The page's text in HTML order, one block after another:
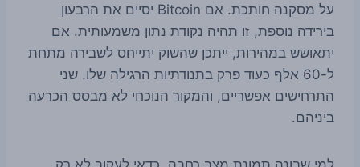
על מסקנה חותכת. אם Bitcoin יסיים את הרבעון
בירידה נוספת, זו תהיה נקודת נתון משמעותית. אם
יתאושש במהירות, ייתכן שהשוק יתייחס לשבירה מתחת
ל-60 אלף כעוד פרק בתנודתיות הרגילה שלו. שני
התרחישים אפשריים, והמקור הנוכחי לא מבסס הכרעה
ביניהם.